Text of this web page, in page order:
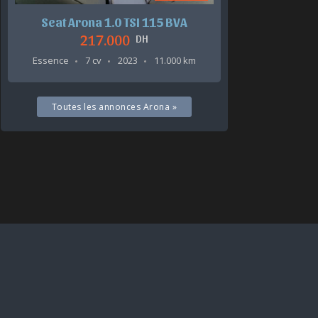
Seat Arona 1.0 TSI 115 BVA
217.000 DH
Essence
7 cv 2023 11.000 km
Toutes les annonces Arona »